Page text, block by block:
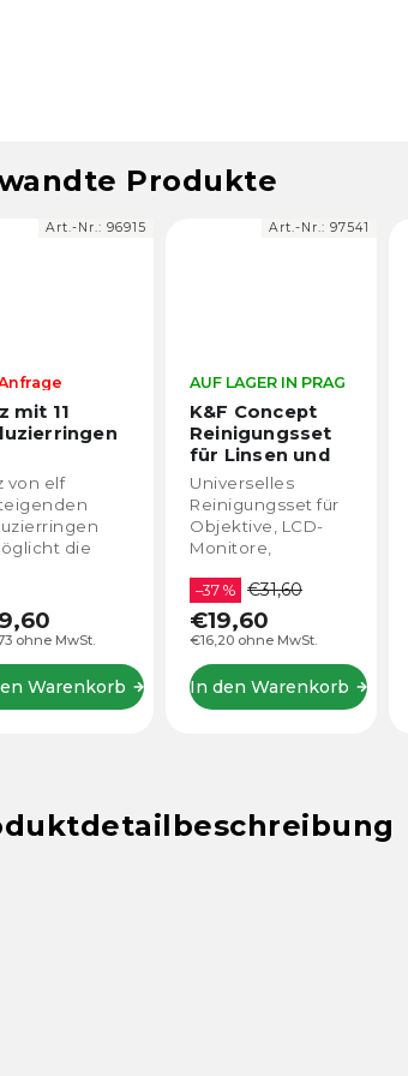
Produkte
Concept
4 in 1
IN PRAG
ohne MwSt.
Warenkorb
für
LCD-
Art.-Nr.: 97541
K&F Concept
Reinigungsset
aus
Mikrofasertüchern
20 Stück
(15x15cm)
AUF LAGER IN PRAG
€19,50 ohne MwSt.
–33 % €35,60
€23,60
In den Warenkorb
Universelles
Mikrofaser-
Reinigungstuch-
Set für Objektive,
Computer,
Bildschirme, etc.
Art.-Nr.: 97542